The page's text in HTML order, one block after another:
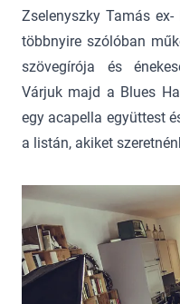
Zselenyszky Tamás
többnyire szólóban
szövegírója és
Várjuk majd a Blues
egy acapella együttest
a listán, akiket